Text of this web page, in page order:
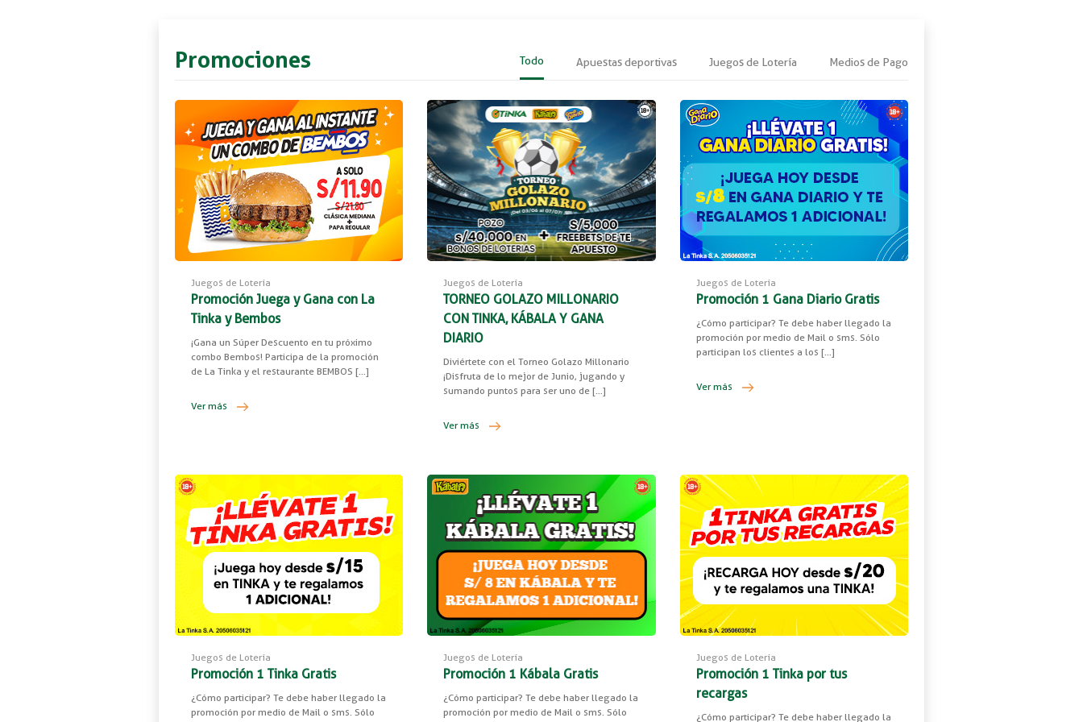
Promociones Todo Apuestas deportivas Juegos de Lotería Medios de Pago
Juegos de Lotería
Promoción Juega y Gana con La
Tinka y Bembos
¡Gana un Súper Descuento en tu próximo
combo Bembos! Participa de la promoción
de La Tinka y el restaurante BEMBOS […]
Ver más
Juegos de Lotería
TORNEO GOLAZO MILLONARIO
CON TINKA, KÁBALA Y GANA
DIARIO
Diviértete con el Torneo Golazo Millonario
¡Disfruta de lo mejor de Junio, jugando y
sumando puntos para ser uno de […]
Ver más
Juegos de Lotería
Promoción 1 Gana Diario Gratis
¿Cómo participar? Te debe haber llegado la
promoción por medio de Mail o sms. Sólo
participan los clientes a los […]
Ver más
Juegos de Lotería
Promoción 1 Tinka Gratis
¿Cómo participar? Te debe haber llegado la
promoción por medio de Mail o sms. Sólo
Juegos de Lotería
Promoción 1 Kábala Gratis
¿Cómo participar? Te debe haber llegado la
promoción por medio de Mail o sms. Sólo
Juegos de Lotería
Promoción 1 Tinka por tus
recargas
¿Cómo participar? Te debe haber llegado la